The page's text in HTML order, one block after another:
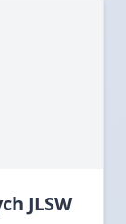
JLSW